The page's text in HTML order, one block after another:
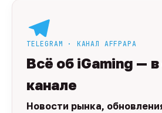
TELEGRAM · КАНАЛ AFFPAPA
Всё об iGaming —
канале
Новости рынка,